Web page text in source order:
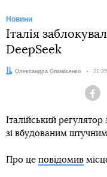
Новини
Італія
DeepSeek
Автор:
Олександра Опанасенко Дата:
Італійський
зі вбудованим
Про це повідомив